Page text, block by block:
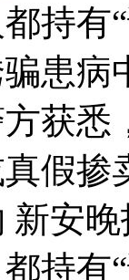
持有
骗患
获悉
假掺
新安
持有